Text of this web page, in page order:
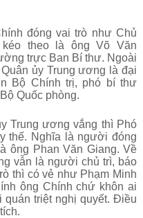
đóng vai trò như Chủ
theo là ông Võ Văn
trực Ban Bí thư. Ngoài
ủy Trung ương là đại
Bộ Chính trị, phó bí thư
Quốc phòng.
Trung ương vắng thì Phó
thế. Nghĩa là người đóng
ông Phan Văn Giang. Về
vẫn là người chủ trì, báo
thì có vẻ như Phạm Minh
ông Chính chứ khôn ai
triệt nghị quyết. Điều